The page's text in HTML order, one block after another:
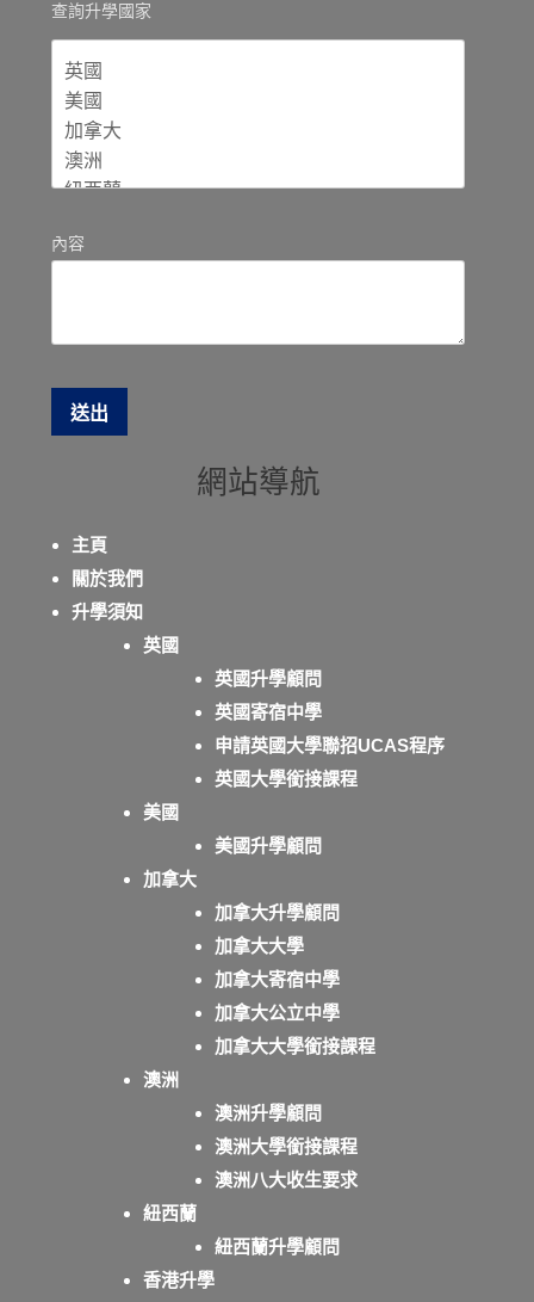
查詢升學國家
內容
網站導航
主頁
關於我們
升學須知
英國
英國升學顧問
英國寄宿中學
申請英國大學聯招UCAS程序
英國大學銜接課程
美國
美國升學顧問
加拿大
加拿大升學顧問
加拿大大學
加拿大寄宿中學
加拿大公立中學
加拿大大學銜接課程
澳洲
澳洲升學顧問
澳洲大學銜接課程
澳洲八大收生要求
紐西蘭
紐西蘭升學顧問
香港升學